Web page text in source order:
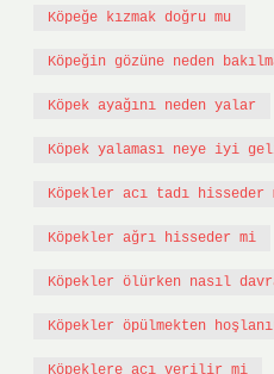
Köpeğe kızmak doğru mu
Köpeğin gözüne neden
Köpek ayağını neden yalar
Köpek yalaması neye iyi
Köpekler acı tadı hisseder
Köpekler ağrı hisseder mi
Köpekler ölürken nasıl
Köpekler öpülmekten
Köpeklere acı verilir mi